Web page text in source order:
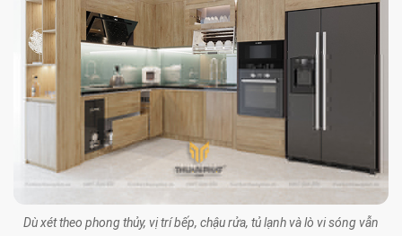
Dù xét theo phong thủy, vị trí bếp, chậu rửa, tủ lạnh và lò vi sóng vẫn